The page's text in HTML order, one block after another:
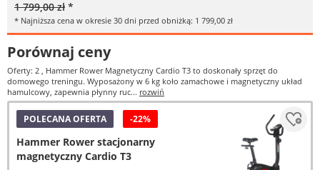
1 799,00 zł *
* Najniższa cena w okresie 30 dni przed obniżką: 1 799,00 zł
Porównaj ceny
Oferty: 2 , Hammer Rower Magnetyczny Cardio T3 to doskonały sprzęt do
domowego treningu. Wyposażony w 6 kg koło zamachowe i magnetyczny układ
hamulcowy, zapewnia płynny ruc... rozwiń
POLECANA OFERTA -22%
Hammer Rower stacjonarny
magnetyczny Cardio T3